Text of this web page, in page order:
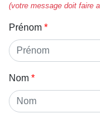
(votre message doit faire
Prénom
Nom